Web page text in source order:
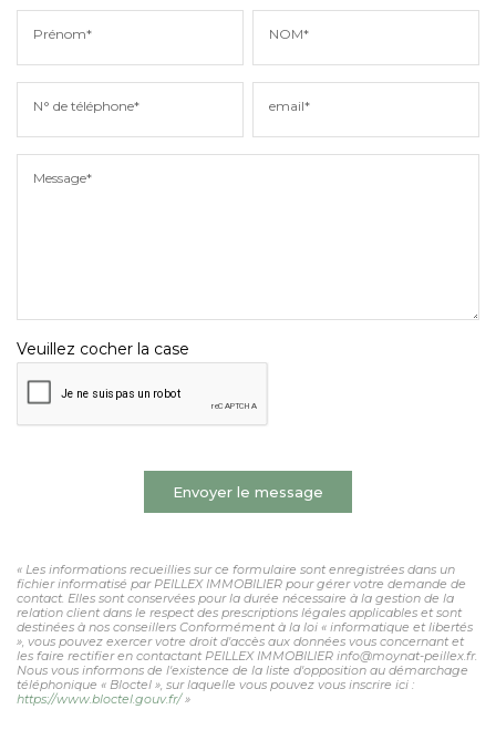
Prénom* NOM*
N° de téléphone* email*
Message*
Veuillez cocher la case
Envoyer le message
« Les informations recueillies sur ce formulaire sont enregistrées dans un
fichier informatisé par PEILLEX IMMOBILIER pour gérer votre demande de
contact. Elles sont conservées pour la durée nécessaire à la gestion de la
relation client dans le respect des prescriptions légales applicables et sont
destinées à nos conseillers Conformément à la loi « informatique et libertés
», vous pouvez exercer votre droit d'accès aux données vous concernant et
les faire rectifier en contactant PEILLEX IMMOBILIER info@moynat-peillex.fr.
Nous vous informons de l'existence de la liste d'opposition au démarchage
téléphonique « Bloctel », sur laquelle vous pouvez vous inscrire ici :
https://www.bloctel.gouv.fr/»